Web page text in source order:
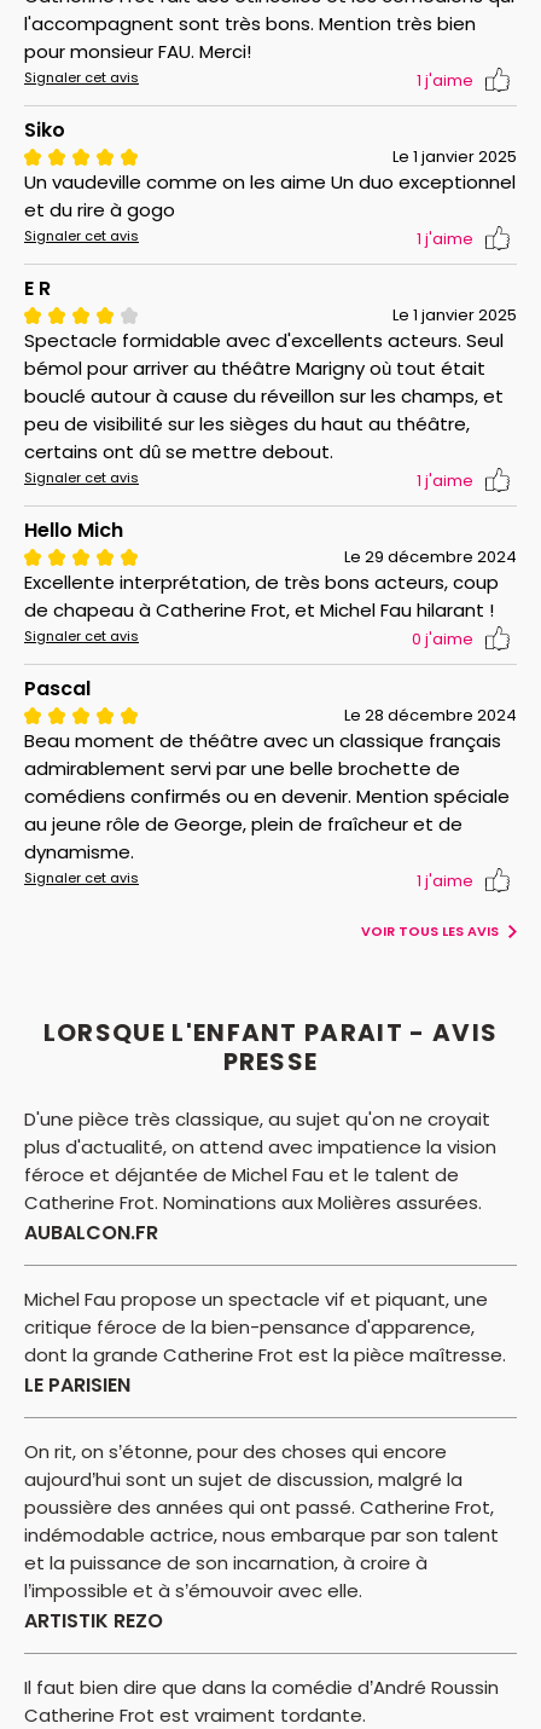
l'accompagnent sont très bons. Mention très bien
pour monsieur FAU. Merci!
Signaler cet avis 1 j'aime
Siko
Le 1 janvier 2025
Un vaudeville comme on les aime Un duo exceptionnel
et du rire à gogo
Signaler cet avis 1 j'aime
E R
Le 1 janvier 2025
Spectacle formidable avec d'excellents acteurs. Seul
bémol pour arriver au théâtre Marigny où tout était
bouclé autour à cause du réveillon sur les champs, et
peu de visibilité sur les sièges du haut au théâtre,
certains ont dû se mettre debout.
Signaler cet avis 1 j'aime
Hello Mich
Le 29 décembre 2024
Excellente interprétation, de très bons acteurs, coup
de chapeau à Catherine Frot, et Michel Fau hilarant !
Signaler cet avis 0 j'aime
Pascal
Le 28 décembre 2024
Beau moment de théâtre avec un classique français
admirablement servi par une belle brochette de
comédiens confirmés ou en devenir. Mention spéciale
au jeune rôle de George, plein de fraîcheur et de
dynamisme.
Signaler cet avis 1 j'aime
VOIR TOUS LES AVIS
LORSQUE L'ENFANT PARAIT - AVIS
PRESSE
D'une pièce très classique, au sujet qu'on ne croyait
plus d'actualité, on attend avec impatience la vision
féroce et déjantée de Michel Fau et le talent de
Catherine Frot. Nominations aux Molières assurées.
AUBALCON.FR
Michel Fau propose un spectacle vif et piquant, une
critique féroce de la bien-pensance d'apparence,
dont la grande Catherine Frot est la pièce maîtresse.
LE PARISIEN
On rit, on s’étonne, pour des choses qui encore
aujourd’hui sont un sujet de discussion, malgré la
poussière des années qui ont passé. Catherine Frot,
indémodable actrice, nous embarque par son talent
et la puissance de son incarnation, à croire à
l’impossible et à s’émouvoir avec elle.
ARTISTIK REZO
Il faut bien dire que dans la comédie d’André Roussin
Catherine Frot est vraiment tordante.